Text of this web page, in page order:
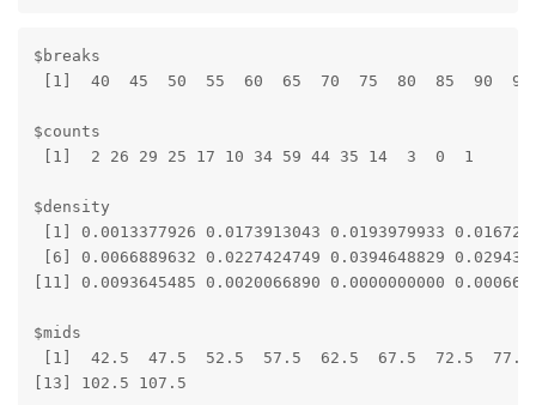
$breaks
[1]  40  45  50  55  60  65  70  75  80  85  90  95
$counts
[1]  2 26 29 25 17 10 34 59 44 35 14  3  0  1
$density
[1] 0.0013377926 0.0173913043 0.0193979933
[6] 0.0066889632 0.0227424749 0.0394648829
[11] 0.0093645485 0.0020066890 0.0000000000
$mids
[1]  42.5  47.5  52.5  57.5  62.5  67.5  72.5
[13] 102.5 107.5